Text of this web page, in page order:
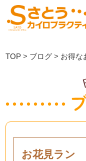
TOP > ブログ > お得な
お花見ラン